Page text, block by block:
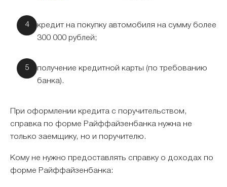
кредит на покупку автомобиля на сумму более
300 000 рублей;
получение кредитной карты (по требованию
банка).
При оформлении кредита с поручительством,
справка по форме Райффайзенбанка нужна не
только заемщику, но и поручителю.
Кому не нужно предоставлять справку о доходах по
форме Райффайзенбанка: